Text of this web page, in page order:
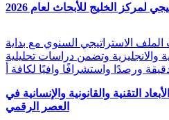
لمركز الخليج للأبحاث لعام 2026
الاستراتيجي السنوي مع بداية
العربية والانجليزية وتضمن دراسات تحليلية
ورصدًا واستشرافًا وافيًا لكافة أ
التقنية والقانونية والإنسانية في
العصر الرقمي